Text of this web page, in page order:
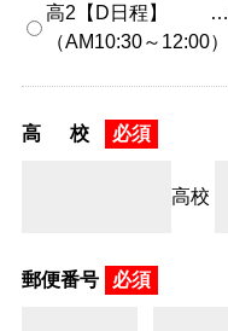
高2【D日程】 …
（AM10:30～12:00）
高 校 必須
高校
郵便番号 必須